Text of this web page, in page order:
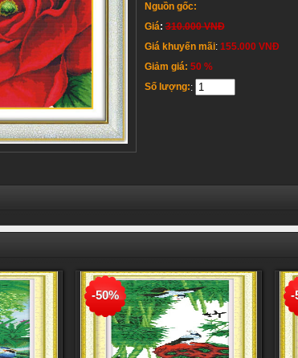
Nguồn gốc:
Giá:310.000 VNĐ
Giá khuyến mãi: 155.000 VNĐ
Giảm giá: 50 %
Số lượng::
-50% -